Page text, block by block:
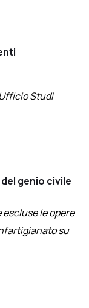
Studi
genio civile
escluse le opere
su